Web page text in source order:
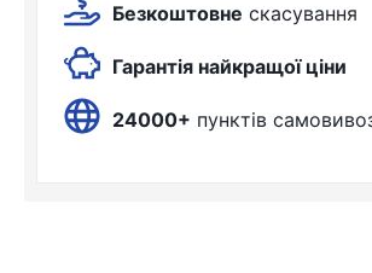
Безкоштовне скасування
Гарантія найкращої ціни
24000+ пунктів